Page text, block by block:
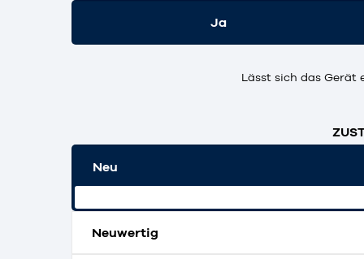
Ja
Lässt sich das Gerät
Neu
Neuwertig